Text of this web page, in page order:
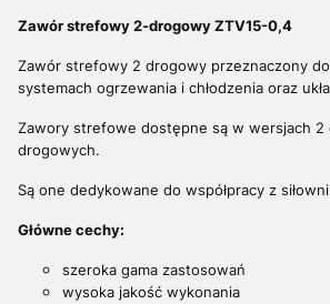
Zawór strefowy 2-drogowy ZTV15-0,4
Zawór strefowy 2 drogowy przeznaczony
systemach ogrzewania i chłodzenia oraz
Zawory strefowe dostępne są w wersjach 2
drogowych.
Są one dedykowane do współpracy z
Główne cechy:
szeroka gama zastosowań
wysoka jakość wykonania